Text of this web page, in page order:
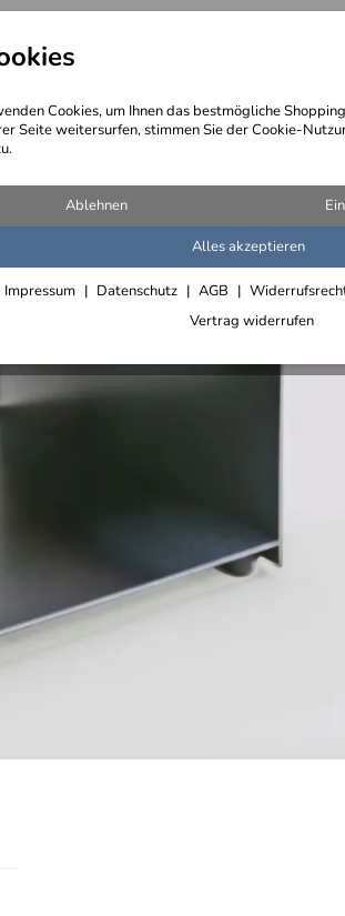
Cookies, um Ihnen das bestmögliche
Seite weitersurfen, stimmen Sie der Cookie-
Ablehnen
Alles akzeptieren
Impressum Datenschutz AGB
Vertrag widerrufen
Drucker